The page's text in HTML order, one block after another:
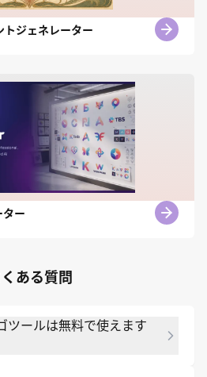
ジェネレーター
ー
ある質問
ツールは無料で使えます